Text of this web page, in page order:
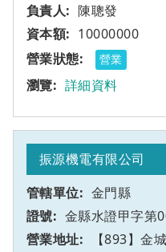
陳聰發
10000000
營業
詳細資料
振源機電有限公司
金門縣
金縣水證甲字第
【893】金